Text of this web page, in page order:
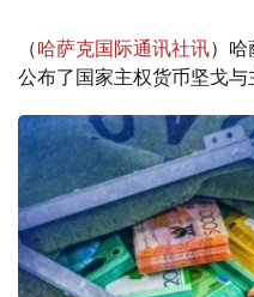
（哈萨克国际通讯社讯）
公布了国家主权货币坚戈与